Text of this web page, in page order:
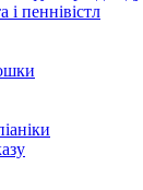
і пеннівістл